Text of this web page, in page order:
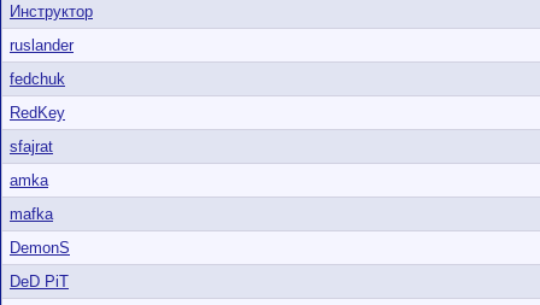
Инструктор
ruslander
fedchuk
RedKey
sfajrat
amka
mafka
DemonS
DeD PiT